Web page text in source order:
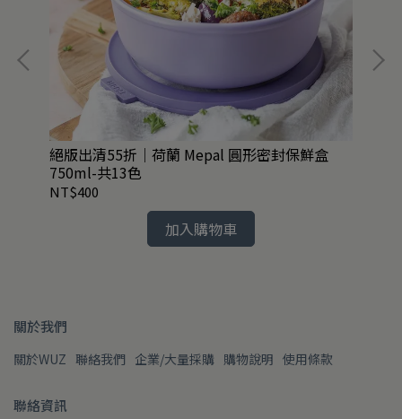
絕版出清55折｜荷蘭 Mepal 圓形密封保鮮盒
750ml-共13色
NT$400
加入購物車
關於我們
關於WUZ 聯絡我們 企業/大量採購 購物說明 使用條款
聯絡資訊